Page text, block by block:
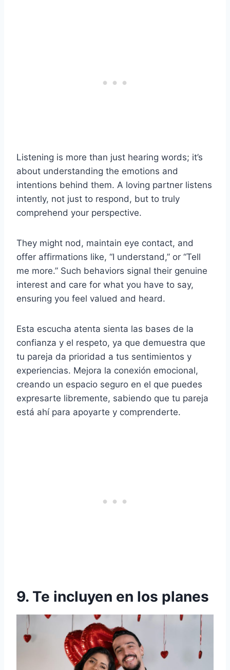
Listening is more than just hearing words; it’s
about understanding the emotions and
intentions behind them. A loving partner listens
intently, not just to respond, but to truly
comprehend your perspective.
They might nod, maintain eye contact, and
offer affirmations like, “I understand,” or “Tell
me more.” Such behaviors signal their genuine
interest and care for what you have to say,
ensuring you feel valued and heard.
Esta escucha atenta sienta las bases de la
confianza y el respeto, ya que demuestra que
tu pareja da prioridad a tus sentimientos y
experiencias. Mejora la conexión emocional,
creando un espacio seguro en el que puedes
expresarte libremente, sabiendo que tu pareja
está ahí para apoyarte y comprenderte.
9. Te incluyen en los planes